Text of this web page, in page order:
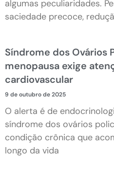
algumas peculiaridades.
saciedade precoce,
Síndrome dos Ovários
menopausa exige
cardiovascular
9 de outubro de 2025
O alerta é de
síndrome dos ovários
condição crônica que
longo da vida